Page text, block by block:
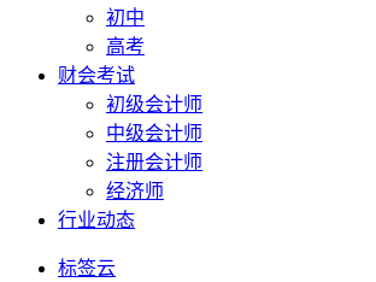
初中
高考
财会考试
初级会计师
中级会计师
注册会计师
经济师
行业动态
标签云